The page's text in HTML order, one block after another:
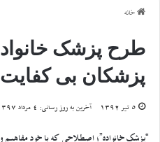
خانه
طرح پزشک
پزشکان بی
5 تیر 1392 آخرین به روز رسانی: 4 مرداد 1397
“پزشک خانواده”؛ اصطلاحی که با خود